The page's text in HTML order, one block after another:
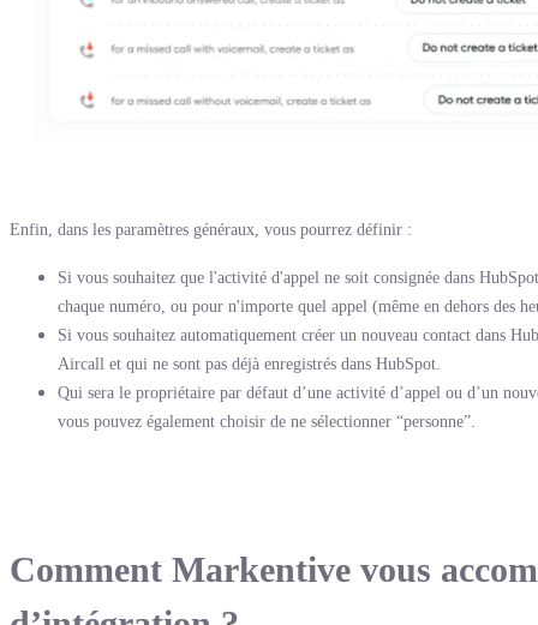
Enfin, dans les paramètres généraux, vous pourrez définir :
Si vous souhaitez que l'activité d'appel ne soit consignée dans
chaque numéro, ou pour n'importe quel appel (même en dehors des
Si vous souhaitez automatiquement créer un nouveau contact dans
Aircall et qui ne sont pas déjà enregistrés dans HubSpot.
Qui sera le propriétaire par défaut d’une activité d’appel ou d’un
vous pouvez également choisir de ne sélectionner “personne”.
Comment Markentive vous